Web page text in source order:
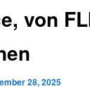
von
28, 2025